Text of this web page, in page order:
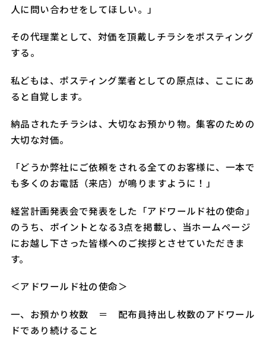
人に問い合わせをしてほしい。」
その代理業として、対価を頂戴しチラシをポスティング
する。
私どもは、ポスティング業者としての原点は、ここにあ
ると自覚します。
納品されたチラシは、大切なお預かり物。集客のための
大切な対価。
「どうか弊社にご依頼をされる全てのお客様に、一本で
も多くのお電話（来店）が鳴りますように！」
経営計画発表会で発表をした「アドワールド社の使命」
のうち、ポイントとなる3点を掲載し、当ホームページ
にお越し下さった皆様へのご挨拶とさせていただきま
す。
＜アドワールド社の使命＞
一、お預かり枚数 ＝ 配布員持出し枚数のアドワール
ドであり続けること